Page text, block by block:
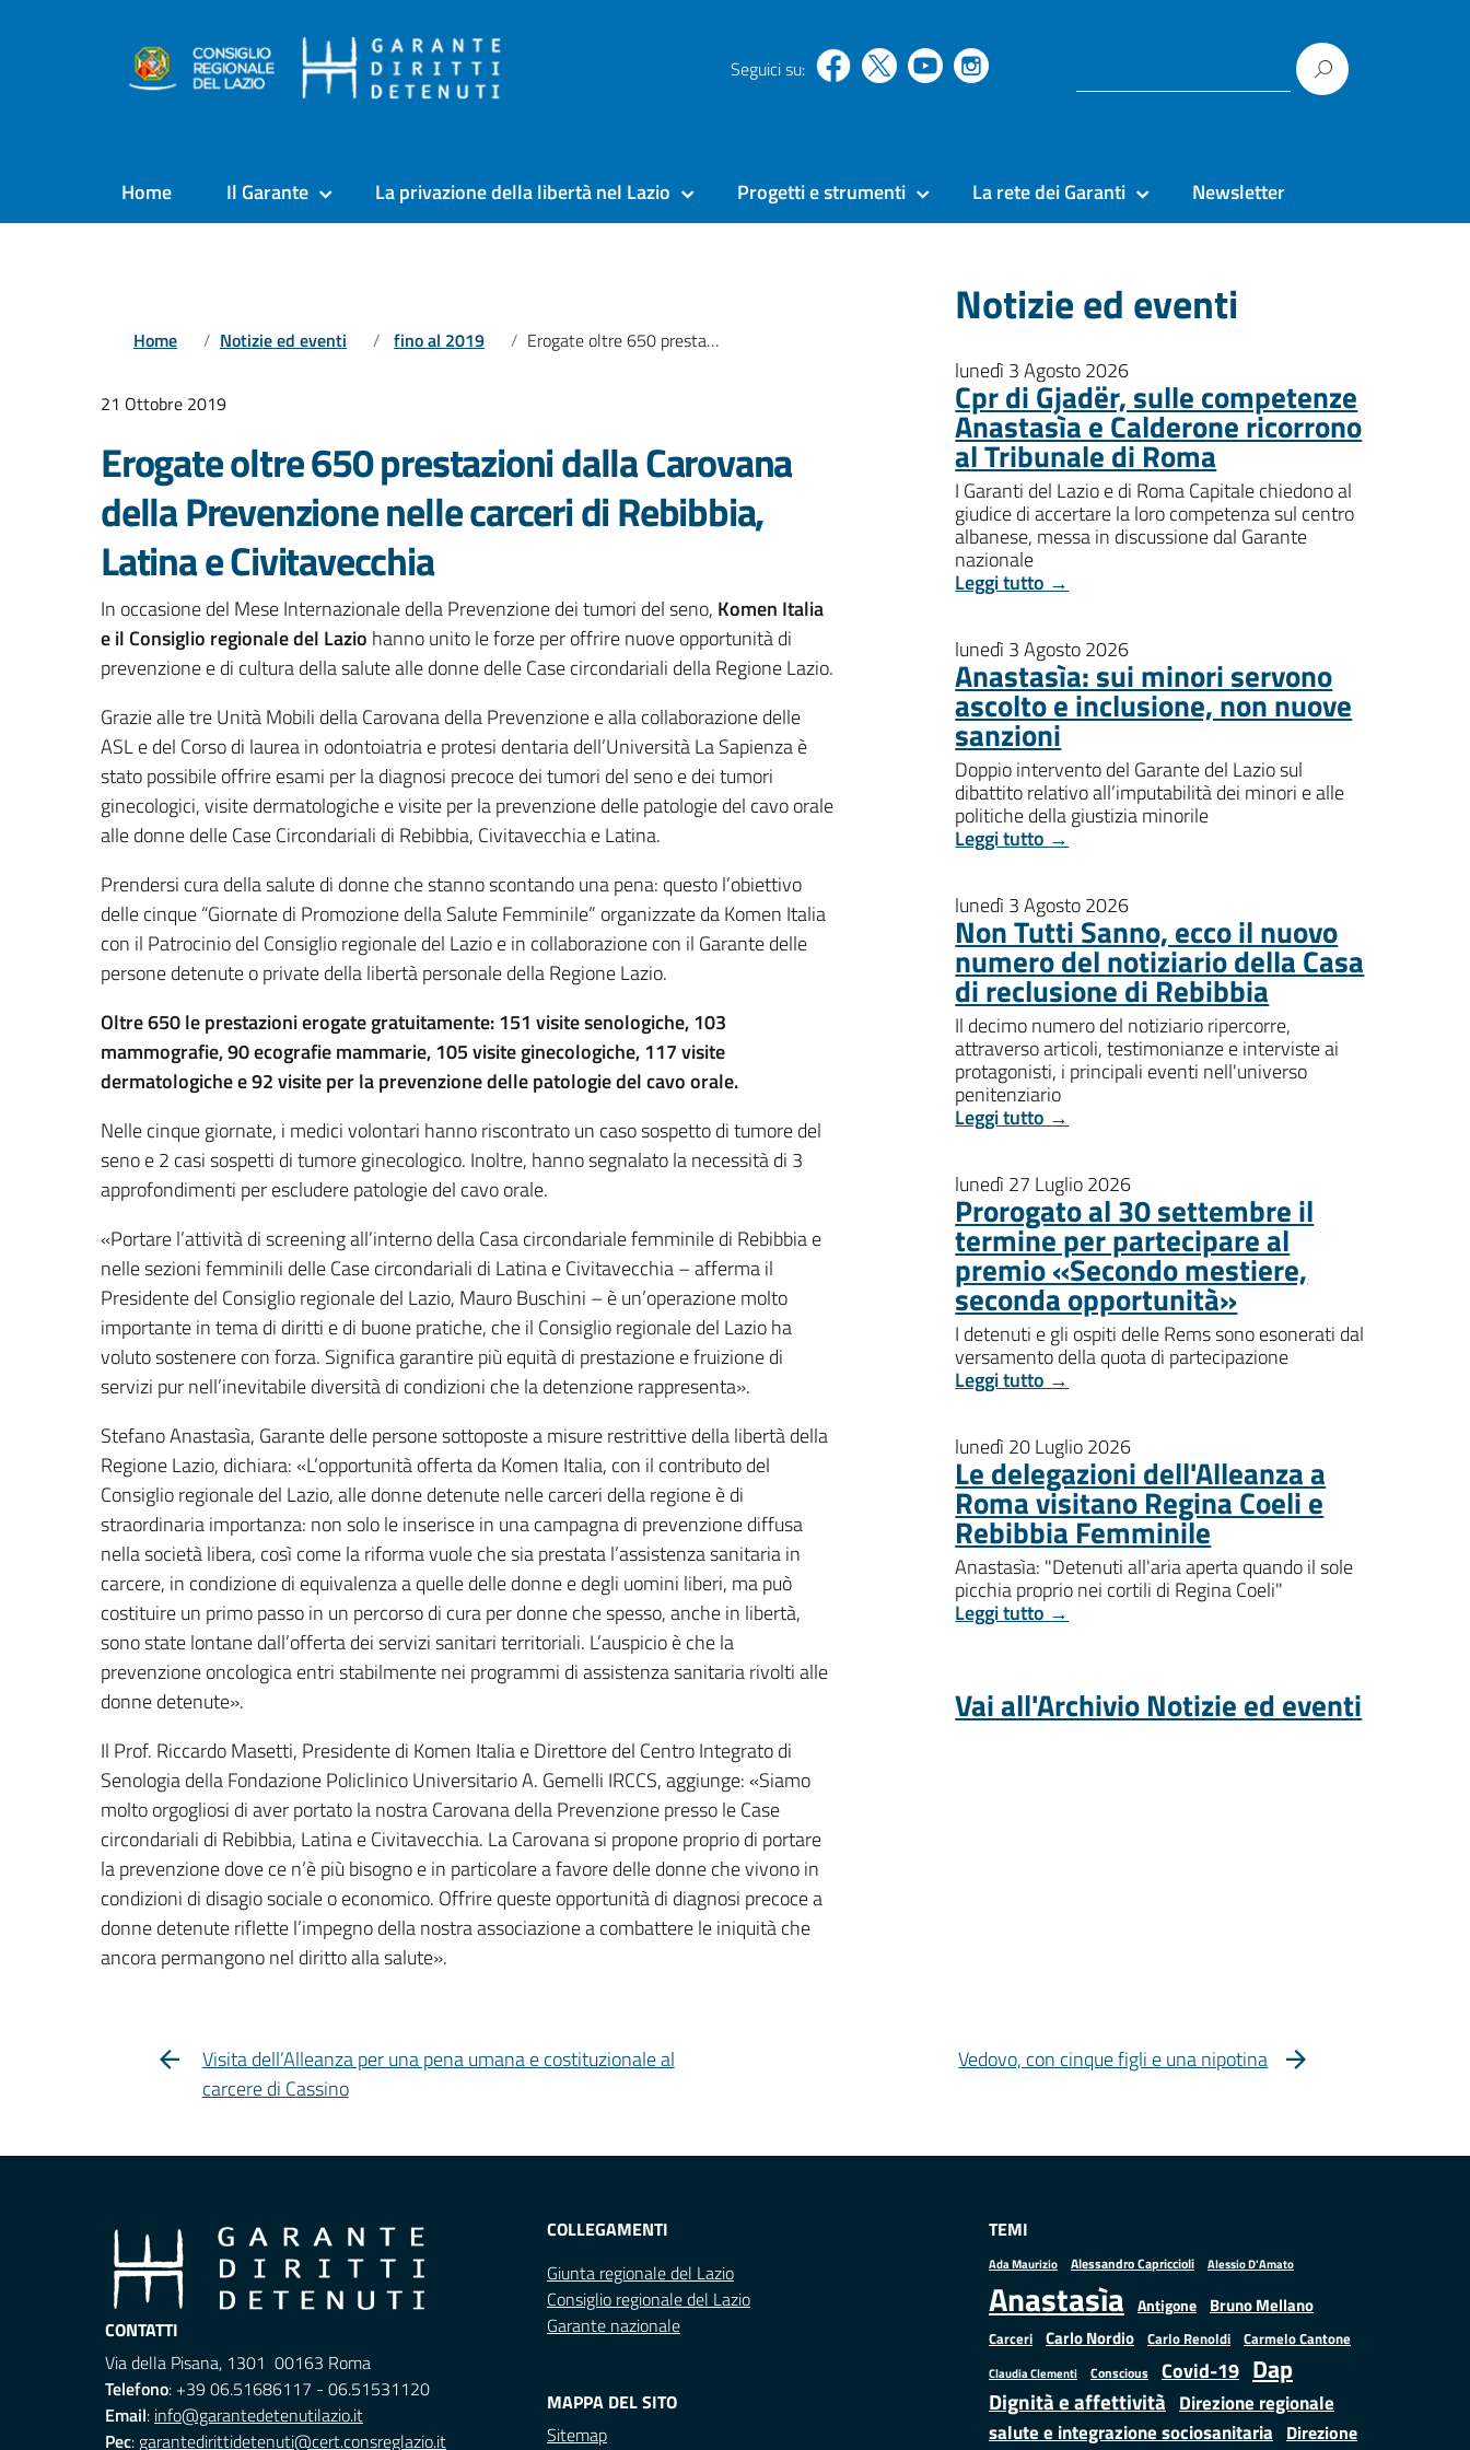
Seguici su:
Home Il Garante La privazione della libertà nel Lazio Progetti e strumenti La rete dei Garanti Newsletter
Home Notizie ed eventi fino al 2019 Erogate oltre 650 prestazioni dalla Carovana della Prevenzione nelle carceri di Rebibbia, Latina e Civitavecchia
21 Ottobre 2019
Erogate oltre 650 prestazioni dalla Carovana
della Prevenzione nelle carceri di Rebibbia,
Latina e Civitavecchia
In occasione del Mese Internazionale della Prevenzione dei tumori del seno, Komen Italia
e il Consiglio regionale del Lazio hanno unito le forze per offrire nuove opportunità di
prevenzione e di cultura della salute alle donne delle Case circondariali della Regione Lazio.
Grazie alle tre Unità Mobili della Carovana della Prevenzione e alla collaborazione delle
ASL e del Corso di laurea in odontoiatria e protesi dentaria dell’Università La Sapienza è
stato possibile offrire esami per la diagnosi precoce dei tumori del seno e dei tumori
ginecologici, visite dermatologiche e visite per la prevenzione delle patologie del cavo orale
alle donne delle Case Circondariali di Rebibbia, Civitavecchia e Latina.
Prendersi cura della salute di donne che stanno scontando una pena: questo l’obiettivo
delle cinque “Giornate di Promozione della Salute Femminile” organizzate da Komen Italia
con il Patrocinio del Consiglio regionale del Lazio e in collaborazione con il Garante delle
persone detenute o private della libertà personale della Regione Lazio.
Oltre 650 le prestazioni erogate gratuitamente: 151 visite senologiche, 103
mammografie, 90 ecografie mammarie, 105 visite ginecologiche, 117 visite
dermatologiche e 92 visite per la prevenzione delle patologie del cavo orale.
Nelle cinque giornate, i medici volontari hanno riscontrato un caso sospetto di tumore del
seno e 2 casi sospetti di tumore ginecologico. Inoltre, hanno segnalato la necessità di 3
approfondimenti per escludere patologie del cavo orale.
«Portare l’attività di screening all’interno della Casa circondariale femminile di Rebibbia e
nelle sezioni femminili delle Case circondariali di Latina e Civitavecchia – afferma il
Presidente del Consiglio regionale del Lazio, Mauro Buschini – è un’operazione molto
importante in tema di diritti e di buone pratiche, che il Consiglio regionale del Lazio ha
voluto sostenere con forza. Significa garantire più equità di prestazione e fruizione di
servizi pur nell’inevitabile diversità di condizioni che la detenzione rappresenta».
Stefano Anastasìa, Garante delle persone sottoposte a misure restrittive della libertà della
Regione Lazio, dichiara: «L’opportunità offerta da Komen Italia, con il contributo del
Consiglio regionale del Lazio, alle donne detenute nelle carceri della regione è di
straordinaria importanza: non solo le inserisce in una campagna di prevenzione diffusa
nella società libera, così come la riforma vuole che sia prestata l’assistenza sanitaria in
carcere, in condizione di equivalenza a quelle delle donne e degli uomini liberi, ma può
costituire un primo passo in un percorso di cura per donne che spesso, anche in libertà,
sono state lontane dall’offerta dei servizi sanitari territoriali. L’auspicio è che la
prevenzione oncologica entri stabilmente nei programmi di assistenza sanitaria rivolti alle
donne detenute».
Il Prof. Riccardo Masetti, Presidente di Komen Italia e Direttore del Centro Integrato di
Senologia della Fondazione Policlinico Universitario A. Gemelli IRCCS, aggiunge: «Siamo
molto orgogliosi di aver portato la nostra Carovana della Prevenzione presso le Case
circondariali di Rebibbia, Latina e Civitavecchia. La Carovana si propone proprio di portare
la prevenzione dove ce n’è più bisogno e in particolare a favore delle donne che vivono in
condizioni di disagio sociale o economico. Offrire queste opportunità di diagnosi precoce a
donne detenute riflette l’impegno della nostra associazione a combattere le iniquità che
ancora permangono nel diritto alla salute».
Notizie ed eventi
lunedì 3 Agosto 2026
Cpr di Gjadër, sulle competenze
Anastasìa e Calderone ricorrono
al Tribunale di Roma
I Garanti del Lazio e di Roma Capitale chiedono al
giudice di accertare la loro competenza sul centro
albanese, messa in discussione dal Garante
nazionale
Leggi tutto →
lunedì 3 Agosto 2026
Anastasìa: sui minori servono
ascolto e inclusione, non nuove
sanzioni
Doppio intervento del Garante del Lazio sul
dibattito relativo all’imputabilità dei minori e alle
politiche della giustizia minorile
Leggi tutto →
lunedì 3 Agosto 2026
Non Tutti Sanno, ecco il nuovo
numero del notiziario della Casa
di reclusione di Rebibbia
Il decimo numero del notiziario ripercorre,
attraverso articoli, testimonianze e interviste ai
protagonisti, i principali eventi nell'universo
penitenziario
Leggi tutto →
lunedì 27 Luglio 2026
Prorogato al 30 settembre il
termine per partecipare al
premio «Secondo mestiere,
seconda opportunità»
I detenuti e gli ospiti delle Rems sono esonerati dal
versamento della quota di partecipazione
Leggi tutto →
lunedì 20 Luglio 2026
Le delegazioni dell'Alleanza a
Roma visitano Regina Coeli e
Rebibbia Femminile
Anastasìa: "Detenuti all'aria aperta quando il sole
picchia proprio nei cortili di Regina Coeli"
Leggi tutto →
Vai all'Archivio Notizie ed eventi
Visita dell’Alleanza per una pena umana e costituzionale al
carcere di Cassino
Vedovo, con cinque figli e una nipotina
CONTATTI
Via della Pisana, 1301 00163 Roma
Telefono: +39 06.51686117 - 06.51531120
Email: info@garantedetenutilazio.it
Pec: garantedirittidetenuti@cert.consreglazio.it
COLLEGAMENTI
Giunta regionale del Lazio
Consiglio regionale del Lazio
Garante nazionale
MAPPA DEL SITO
Sitemap
TEMI
Ada Maurizio Alessandro Capriccioli Alessio D'Amato
Anastasìa Antigone Bruno Mellano
Carceri Carlo Nordio Carlo Renoldi Carmelo Cantone
Claudia Clementi Conscious Covid-19 Dap
Dignità e affettività Direzione regionale
salute e integrazione sociosanitaria Direzione